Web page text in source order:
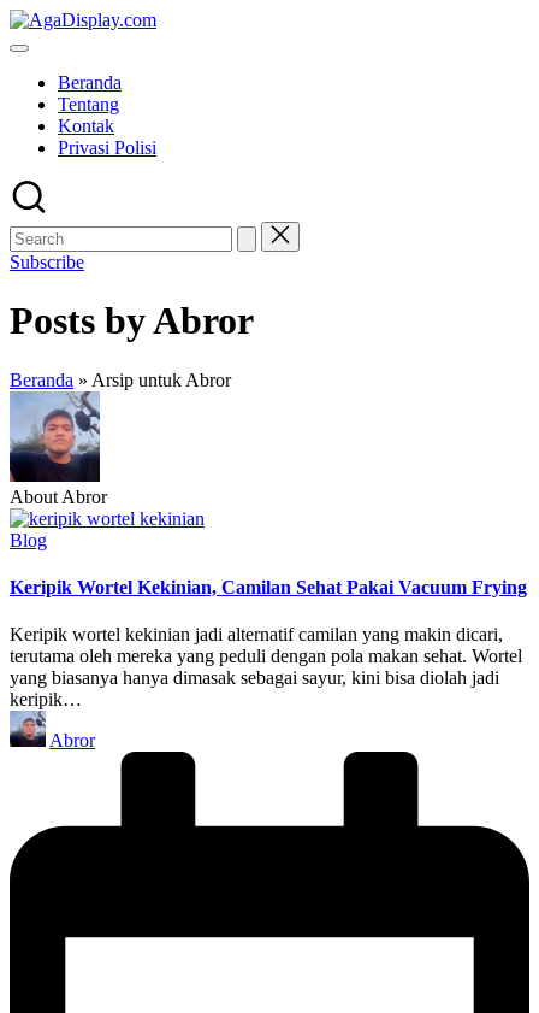
Skip
to
Beranda
Tentang
Kontak
Privasi Polisi
Subscribe
Posts by Abror
Beranda » Arsip untuk Abror
About Abror
Posted
Blog
Keripik Wortel Kekinian, Camilan Sehat Pakai Vacuum Frying
Keripik wortel kekinian jadi alternatif camilan yang makin dicari,
terutama oleh mereka yang peduli dengan pola makan sehat. Wortel
yang biasanya hanya dimasak sebagai sayur, kini bisa diolah jadi
keripik…
Posted
by
Abror